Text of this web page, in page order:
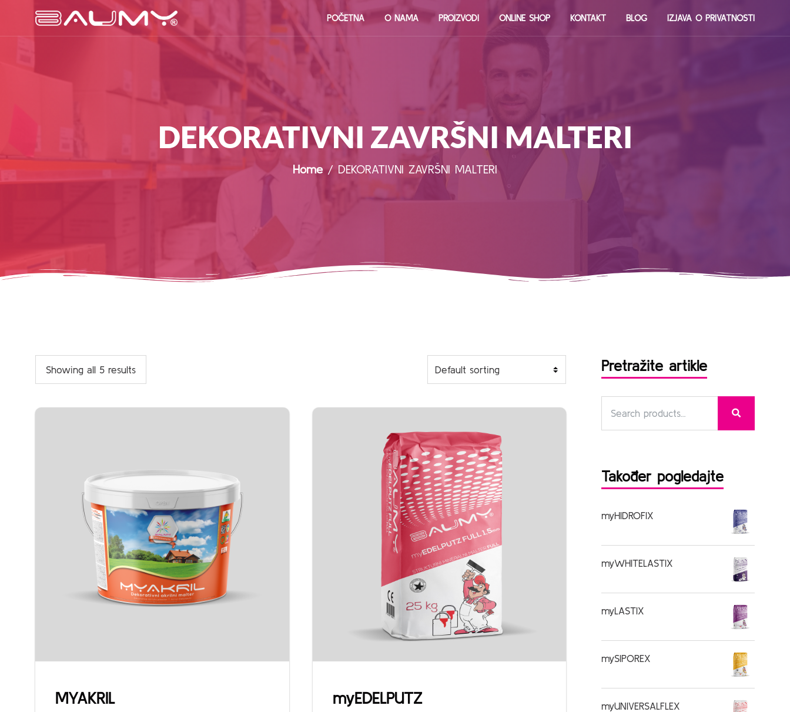
POČETNA O NAMA PROIZVODI ONLINE SHOP KONTAKT BLOG IZJAVA O PRIVATNOSTI
DEKORATIVNI ZAVRŠNI MALTERI
Home/ DEKORATIVNI ZAVRŠNI MALTERI
Showing all 5 results
MYAKRIL myEDELPUTZ
Pretražite artikle
Također pogledajte
myHIDROFIX
myWHITELASTIX
myLASTIX
mySIPOREX
myUNIVERSALFLEX